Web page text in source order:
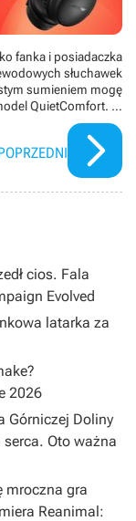
fanka i posiadaczka
słuchawek
sumieniem mogę
QuietComfort. W
znaleźć zestaw z
tłumieniem hałasu
cios. Fala
Evolved
latarka za
2026
Górniczej Doliny
Oto ważna
mroczna gra
Reanimal: